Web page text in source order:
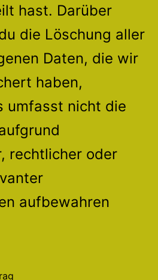
hast. Darüber
die Löschung aller
Daten, die wir
haben,
umfasst nicht die
rechtlicher oder
aufbewahren